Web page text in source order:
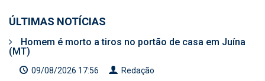
ÚLTIMAS NOTÍCIAS
Homem é morto a tiros no portão de casa em Juína
(MT)
09/08/2026 17:56 Redação